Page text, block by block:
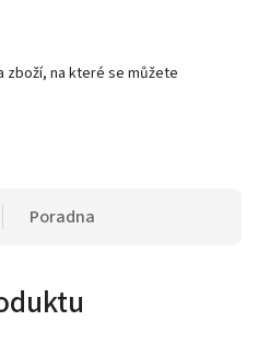
na které se můžete
Poradna